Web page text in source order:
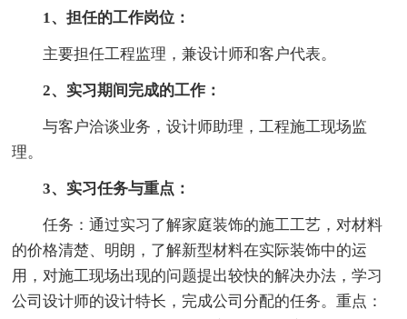
1、担任的工作岗位：
主要担任工程监理，兼设计师和客户代表。
2、实习期间完成的工作：
与客户洽谈业务，设计师助理，工程施工现场监
理。
3、实习任务与重点：
任务：通过实习了解家庭装饰的施工工艺，对材料
的价格清楚、明朗，了解新型材料在实际装饰中的运
用，对施工现场出现的问题提出较快的解决办法，学习
公司设计师的设计特长，完成公司分配的任务。重点：